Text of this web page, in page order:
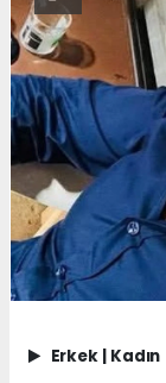
Erkek | Kadın